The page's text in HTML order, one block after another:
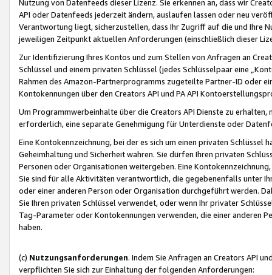
Nutzung von Datenfeeds dieser Lizenz. Sie erkennen an, dass wir
API oder Datenfeeds jederzeit ändern, auslaufen lassen oder neu
Verantwortung liegt, sicherzustellen, dass Ihr Zugriff auf die und Ihre
jeweiligen Zeitpunkt aktuellen Anforderungen (einschließlich dieser
Zur Identifizierung Ihres Kontos und zum Stellen von Anfragen an
Schlüssel und einem privaten Schlüssel (jedes Schlüsselpaar eine
Rahmen des Amazon-Partnerprogramms zugeteilte Partner-ID oder
Kontokennungen über den Creators API und PA API
Um Programmwerbeinhalte über die Creators API Dienste zu
erforderlich, eine separate Genehmigung für Unterdienste oder
Eine Kontokennzeichnung, bei der es sich um einen privaten
Geheimhaltung und Sicherheit wahren. Sie dürfen Ihren privaten
Personen oder Organisationen weitergeben. Eine
Sie sind für alle Aktivitäten verantwortlich, die gegebenenfalls unter
oder einer anderen Person oder Organisation durchgeführt werden.
Sie Ihren privaten Schlüssel verwendet, oder wenn Ihr privater
Tag-Parameter oder Kontokennungen verwenden, die einer anderen
haben.
(c) Nutzungsanforderungen. Indem Sie Anfragen an Creators API
verpflichten Sie sich zur Einhaltung der folgenden Anforderungen: